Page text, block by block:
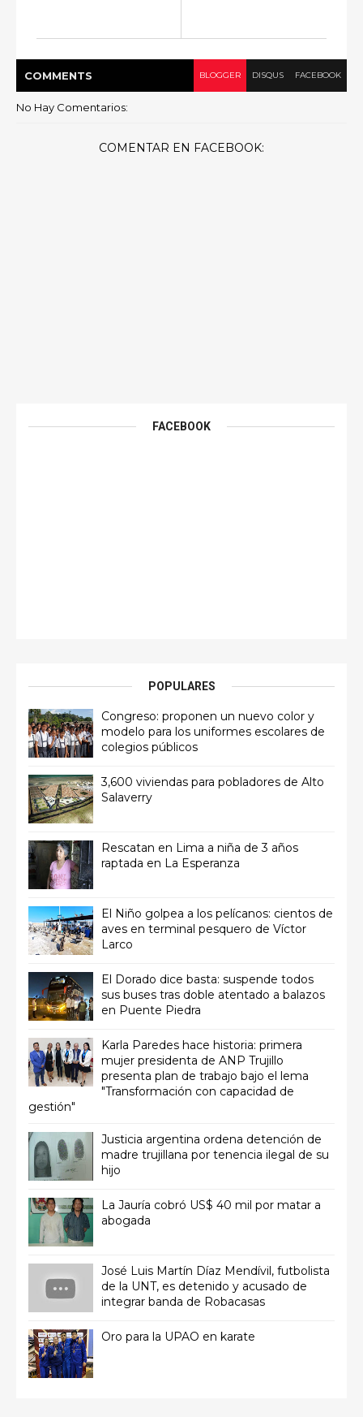
COMMENTS BLOGGER DISQUS FACEBOOK
No Hay Comentarios:
COMENTAR EN FACEBOOK:
FACEBOOK
POPULARES
Congreso: proponen un nuevo color y
modelo para los uniformes escolares de
colegios públicos
3,600 viviendas para pobladores de Alto
Salaverry
Rescatan en Lima a niña de 3 años
raptada en La Esperanza
El Niño golpea a los pelícanos: cientos de
aves en terminal pesquero de Víctor
Larco
El Dorado dice basta: suspende todos
sus buses tras doble atentado a balazos
en Puente Piedra
Karla Paredes hace historia: primera
mujer presidenta de ANP Trujillo
presenta plan de trabajo bajo el lema
"Transformación con capacidad de
gestión"
Justicia argentina ordena detención de
madre trujillana por tenencia ilegal de su
hijo
La Jauría cobró US$ 40 mil por matar a
abogada
José Luis Martín Díaz Mendívil, futbolista
de la UNT, es detenido y acusado de
integrar banda de Robacasas
Oro para la UPAO en karate